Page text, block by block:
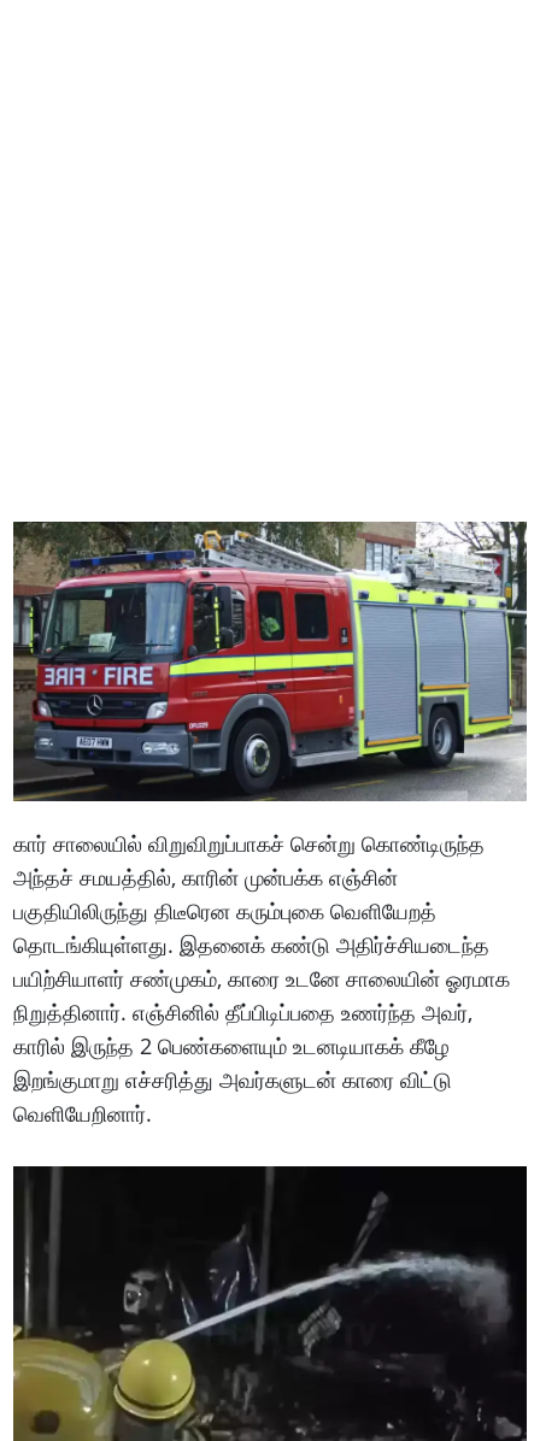
கார் சாலையில் விறுவிறுப்பாகச் சென்று கொண்டிருந்த
அந்தச் சமயத்தில், காரின் முன்பக்க எஞ்சின்
பகுதியிலிருந்து திடீரென கரும்புகை வெளியேறத்
தொடங்கியுள்ளது. இதனைக் கண்டு அதிர்ச்சியடைந்த
பயிற்சியாளர் சண்முகம், காரை உடனே சாலையின் ஓரமாக
நிறுத்தினார். எஞ்சினில் தீப்பிடிப்பதை உணர்ந்த அவர்,
காரில் இருந்த 2 பெண்களையும் உடனடியாகக் கீழே
இறங்குமாறு எச்சரித்து அவர்களுடன் காரை விட்டு
வெளியேறினார்.